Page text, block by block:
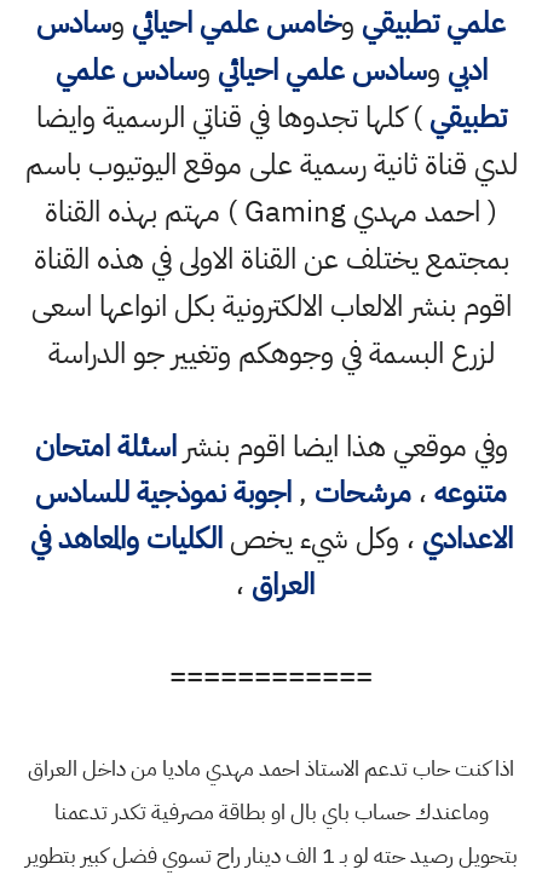
علمي تطبيقي وخامس علمي احيائي وسادس
ادبي وسادس علمي احيائي وسادس علمي
تطبيقي) كلها تجدوها في قناتي الرسمية وايضا
لدي قناة ثانية رسمية على موقع اليوتيوب باسم
( احمد مهدي Gaming ) مهتم بهذه القناة
بمجتمع يختلف عن القناة الاولى في هذه القناة
اقوم بنشر الالعاب الالكترونية بكل انواعها اسعى
لزرع البسمة في وجوهكم وتغيير جو الدراسة
وفي موقعي هذا ايضا اقوم بنشراسئلة امتحان
متنوعه،مرشحات ,اجوبة نموذجية للسادس
الاعدادي ، وكل شيء يخصالكليات والمعاهد في
العراق ،
============
اذا كنت حاب تدعم الاستاذ احمد مهدي ماديا من داخل العراق
وماعندك حساب باي بال او بطاقة مصرفية تكدر تدعمنا
بتحويل رصيد حته لو بـ 1 الف دينار راح تسوي فضل كبير بتطوير